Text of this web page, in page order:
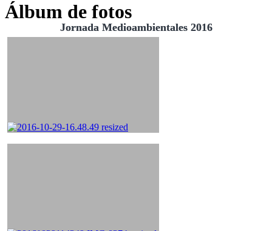
Álbum de fotos
Jornada Medioambientales 2016